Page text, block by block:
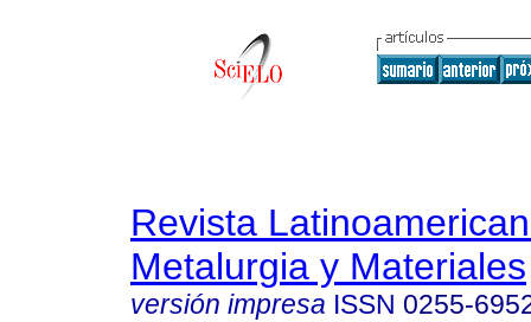
Revista
Metalurgia y Materiales
versión impresa ISSN 0255-